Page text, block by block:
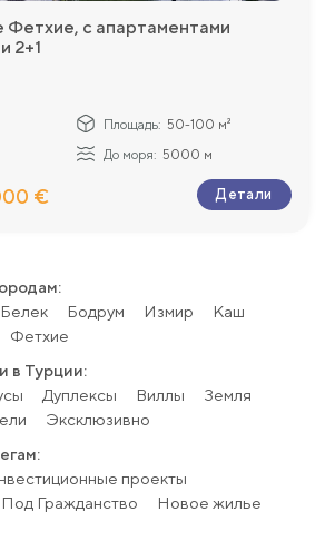
Фетхие, с апартаментами
2+1
Площадь: 50-100 м²
До моря: 5000 м
€ Детали
Белек Бодрум Измир
Каш
Фетхие
в Турции:
Дуплексы Виллы
Земля
Эксклюзивно
проекты
Под Гражданство
Новое жилье